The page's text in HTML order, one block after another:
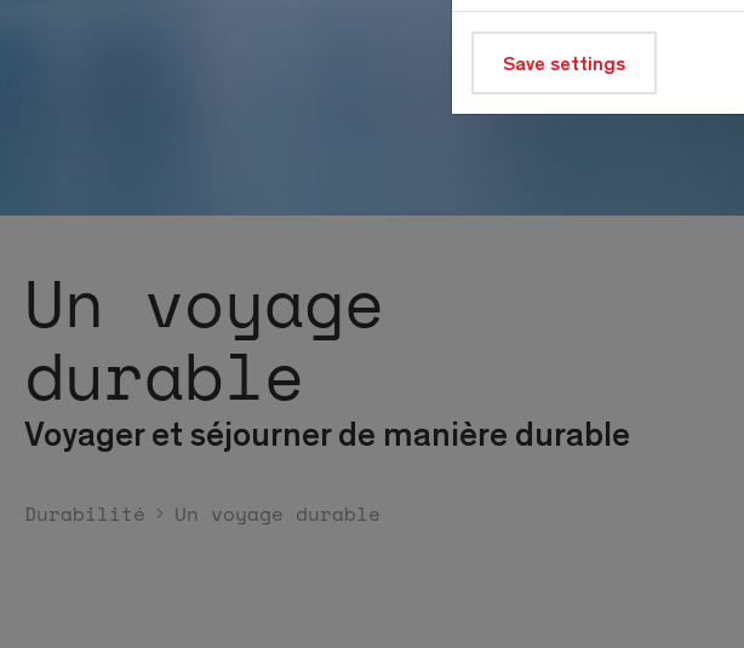
Un voyage
durable
Voyager et séjourner de manière durable
Durabilité Un voyage durable
Save settings